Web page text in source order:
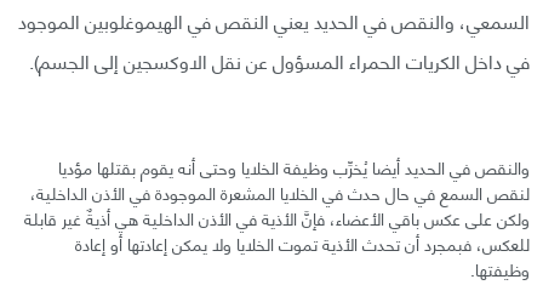
السمعي، والنقص في الحديد يعني النقص في الهيموغلوبين الموجود
في داخل الكريات الحمراء المسؤول عن نقل الاوكسجين إلى الجسم).
والنقص في الحديد أيضا يُخرِّب وظيفة الخلايا وحتى أنه يقوم بقتلها مؤديا
لنقص السمع في حال حدث في الخلايا المشعرة الموجودة في الأذن الداخلية،
ولكن على عكس باقي الأعضاء، فإنَّ الأذية في الأذن الداخلية هي أذيةٌ غير قابلة
للعكس، فبمجرد أن تحدث الأذية تموت الخلايا ولا يمكن إعادتها أو إعادة
وظيفتها.